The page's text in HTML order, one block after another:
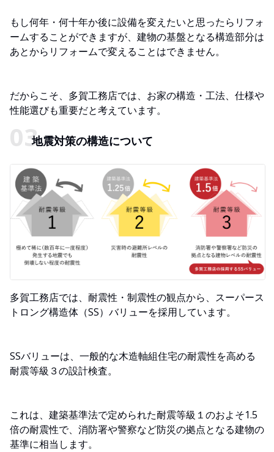
もし何年・何十年か後に設備を変えたいと思ったらリフォ
ームすることができますが、建物の基盤となる構造部分は
あとからリフォームで変えることはできません。
だからこそ、多賀工務店では、お家の構造・工法、仕様や
性能選びも重要だと考えています。
地震対策の構造について
多賀工務店では、耐震性・制震性の観点から、スーパース
トロング構造体（SS）バリューを採用しています。
SSバリューは、一般的な木造軸組住宅の耐震性を高める
耐震等級３の設計検査。
これは、建築基準法で定められた耐震等級１のおよそ1.5
倍の耐震性で、消防署や警察など防災の拠点となる建物の
基準に相当します。